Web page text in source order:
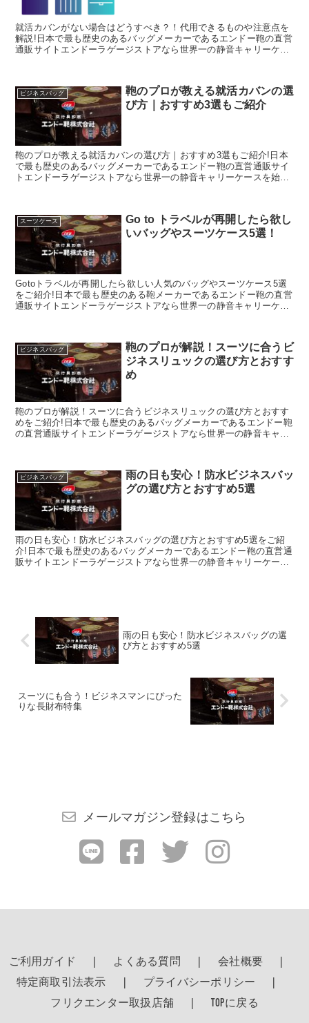
就活カバンがない場合はどうすべき？！代用できるものや注意点を
解説!日本で最も歴史のあるバッグメーカーであるエンドー鞄の直営
通販サイトエンドーラゲージストアなら世界一の静音キャリーケー
ビジネスバッグ
鞄のプロが教える就活カバンの選
び方｜おすすめ3選もご紹介
鞄のプロが教える就活カバンの選び方｜おすすめ3選もご紹介!日本
で最も歴史のあるバッグメーカーであるエンドー鞄の直営通販サイ
トエンドーラゲージストアなら世界一の静音キャリーケースを始
スーツケース
Go to トラベルが再開したら欲し
いバッグやスーツケース5選！
Gotoトラベルが再開したら欲しい人気のバッグやスーツケース5選
をご紹介!日本で最も歴史のある鞄メーカーであるエンドー鞄の直営
通販サイトエンドーラゲージストアなら世界一の静音キャリーケー
ビジネスバッグ
鞄のプロが解説！スーツに合うビ
ジネスリュックの選び方とおすす
め
鞄のプロが解説！スーツに合うビジネスリュックの選び方とおすす
めをご紹介!日本で最も歴史のあるバッグメーカーであるエンドー鞄
の直営通販サイトエンドーラゲージストアなら世界一の静音キャリ
ビジネスバッグ
雨の日も安心！防水ビジネスバッ
グの選び方とおすすめ5選
雨の日も安心！防水ビジネスバッグの選び方とおすすめ5選をご紹
介!日本で最も歴史のあるバッグメーカーであるエンドー鞄の直営通
販サイトエンドーラゲージストアなら世界一の静音キャリーケース
雨の日も安心！防水ビジネスバッグの選
び方とおすすめ5選
スーツにも合う！ビジネスマンにぴった
りな長財布特集
メールマガジン登録はこちら
ご利用ガイド よくある質問
会社概要
特定商取引法表示
プライバシーポリシー
フリクエンター取扱店舗
TOPに戻る